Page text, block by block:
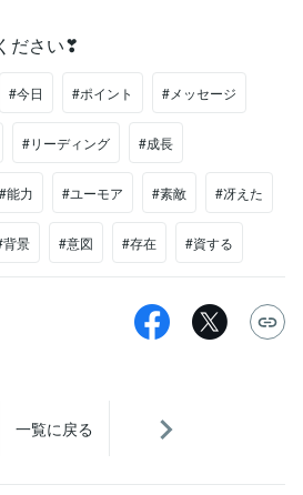
ださい❣
#今日 #ポイント #メッセージ
#リーディング #成長
#能力 #ユーモア #素敵 #冴えた
背景 #意図 #存在 #資する
一覧に戻る